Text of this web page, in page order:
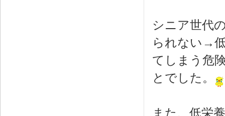
シニア世代
られない→
てしまう危
とでした。
また、低栄